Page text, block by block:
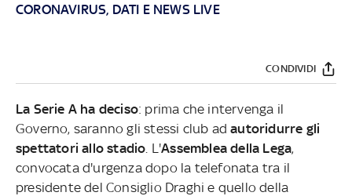
CORONAVIRUS, DATI E NEWS LIVE
CONDIVIDI
La Serie A ha deciso: prima che intervenga il
Governo, saranno gli stessi club adautoridurre gli
spettatori allo stadio . L'Assemblea della Lega,
convocata d'urgenza dopo la telefonata tra il
presidente del Consiglio Draghi e quello della